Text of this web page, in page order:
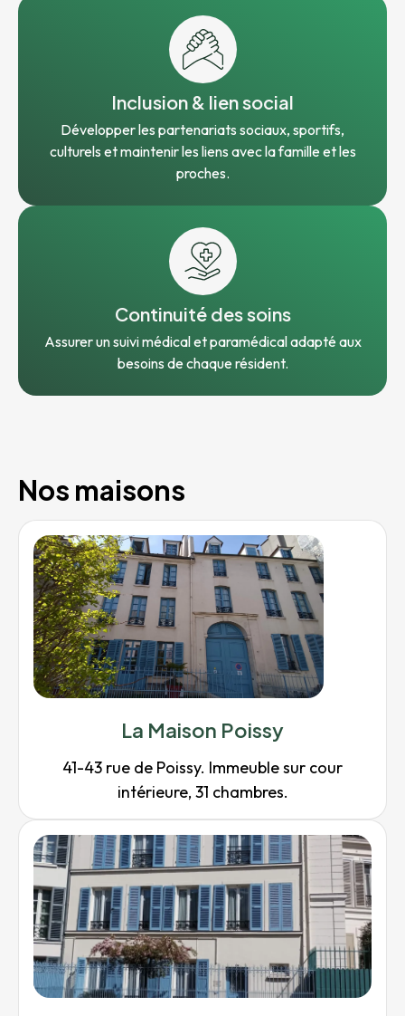
Inclusion & lien social
Développer les partenariats sociaux, sportifs,
culturels et maintenir les liens avec la famille et les
proches.
Continuité des soins
Assurer un suivi médical et paramédical adapté aux
besoins de chaque résident.
Nos maisons
La Maison Poissy
41-43 rue de Poissy. Immeuble sur cour
intérieure, 31 chambres.